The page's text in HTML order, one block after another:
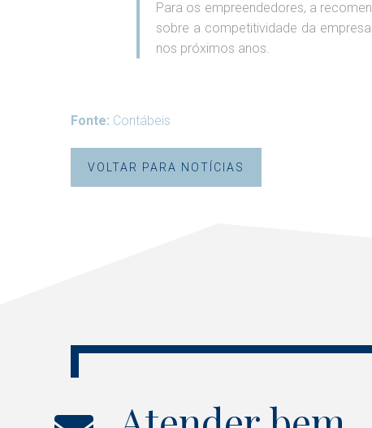
Para os empreendedores, a
sobre a competitividade da
nos próximos anos.
Fonte: Contábeis
VOLTAR PARA NOTÍCIAS